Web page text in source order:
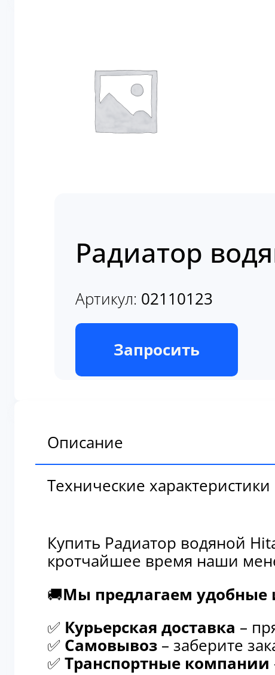
Радиатор
Артикул: 02110123
В наличии
Запросить
Описание
Технические характеристики
Купить Радиатор водяной
кротчайшее время наши
🚚Мы предлагаем удобные
✅ Курьерская доставка –
✅ Самовывоз – заберите
✅ Транспортные компании